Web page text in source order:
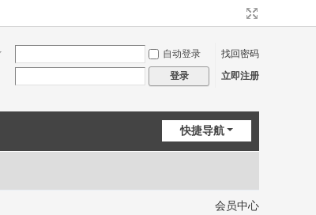
自动登录
找回密码
登录 立即注册
快捷导航
会员中心